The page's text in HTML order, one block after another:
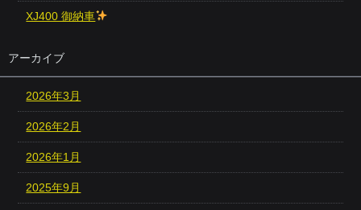
XJ400 御納車
アーカイブ
2026年3月
2026年2月
2026年1月
2025年9月